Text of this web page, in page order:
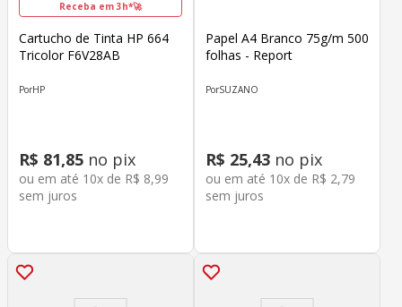
Receba em 3h*🚀
Cartucho de Tinta HP 664
Tricolor F6V28AB
HP
R$ 81,85 no pix
ou em até 10x de R$ 8,99
sem juros
Papel A4 Branco 75g/m 500
folhas - Report
SUZANO
R$ 25,43 no pix
ou em até 10x de R$ 2,79
sem juros